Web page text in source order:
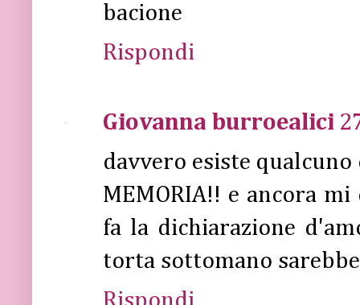
bacione
Rispondi
Giovanna burroealici
davvero esiste qualcuno
MEMORIA!! e ancora
fa la dichiarazione
torta sottomano